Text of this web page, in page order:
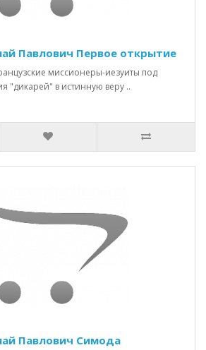
Павлович Первое открытие
миссионеры-иезуиты под
"дикарей" в истинную веру ..
Павлович Симода